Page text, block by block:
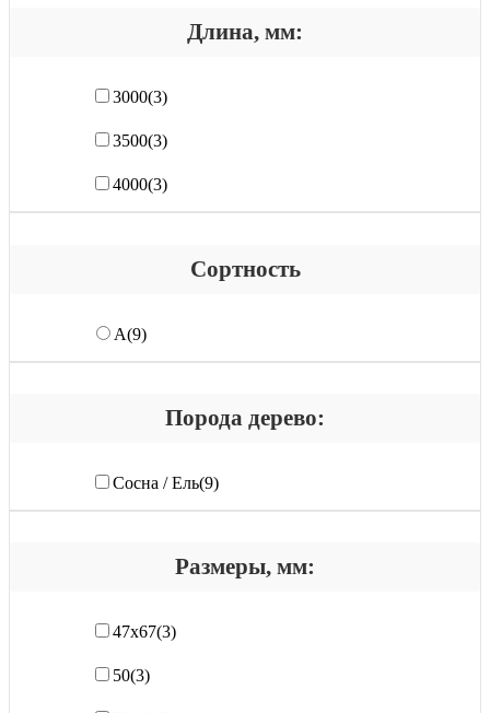
Длина, мм:
3000(3)
3500(3)
4000(3)
Сортность
А(9)
Порода дерево:
Сосна / Ель(9)
Размеры, мм:
47х67(3)
50(3)